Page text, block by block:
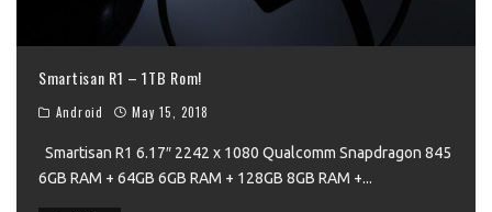
Smartisan R1 – 1TB Rom!
Android May 15, 2018
Smartisan R1 6.17″ 2242 x 1080 Qualcomm Snapdragon 845
6GB RAM + 64GB 6GB RAM + 128GB 8GB RAM +...